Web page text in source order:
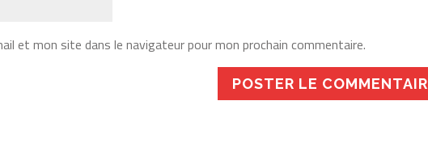
et mon site dans le navigateur pour mon prochain commentaire.